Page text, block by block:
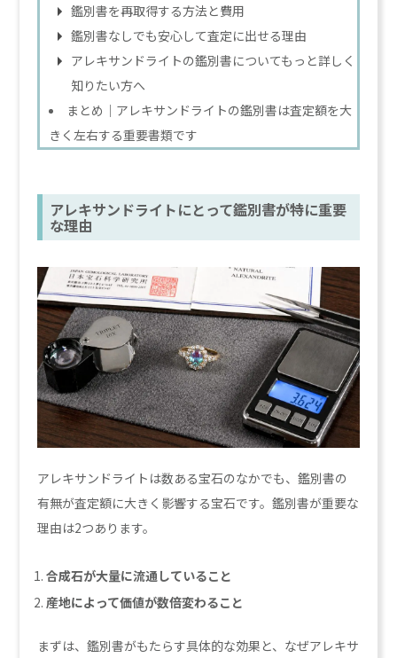
鑑別書を再取得する方法と費用
鑑別書なしでも安心して査定に出せる理由
アレキサンドライトの鑑別書についてもっと詳しく
知りたい方へ
まとめ｜アレキサンドライトの鑑別書は査定額を大
きく左右する重要書類です
アレキサンドライトにとって鑑別書が特に重要
な理由
アレキサンドライトは数ある宝石のなかでも、鑑別書の
有無が査定額に大きく影響する宝石です。鑑別書が重要な
理由は2つあります。
合成石が大量に流通していること
産地によって価値が数倍変わること
まずは、鑑別書がもたらす具体的な効果と、なぜアレキサ